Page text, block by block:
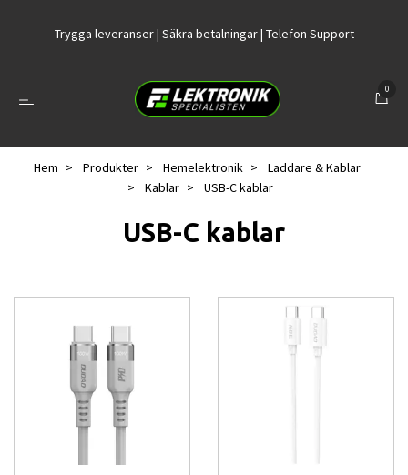
Trygga leveranser | Säkra betalningar | Telefon Support
0
Hem Produkter Hemelektronik
Laddare & Kablar
Kablar
USB-C kablar
USB-C kablar